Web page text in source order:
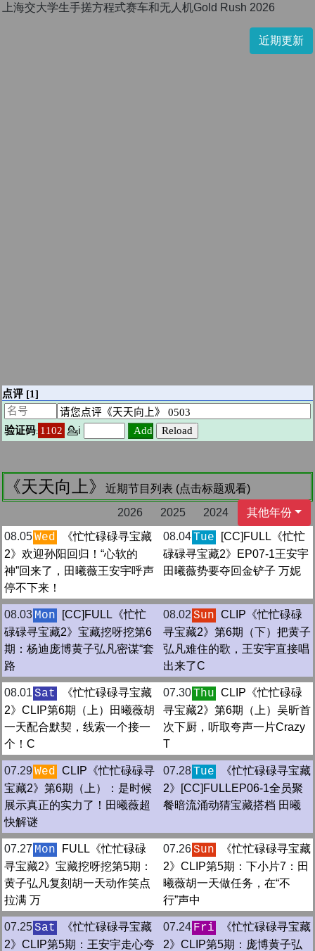
上海交大学生手搓方程式赛车和无人机Gold Rush 2026
近期更新
《天天向上》
近期节目列表 (点击标题观看)
2026
2025 2024
其他年份
08.05Wed
《忙忙碌碌寻宝藏
2》欢迎孙阳回归！“心软的
神”回来了，田曦薇王安宇呼声
停不下来！
08.04Tue
[CC]FULL《忙忙
碌碌寻宝藏2》EP07-1王安宇
田曦薇势要夺回金铲子 万妮
08.03 Mon
[CC]FULL《忙忙
碌碌寻宝藏2》宝藏挖呀挖第6
期：杨迪庞博黄子弘凡密谋“套
路
08.02 Sun CLIP《忙忙碌碌
寻宝藏2》第6期（下）把黄子
弘凡难住的歌，王安宇直接唱
出来了C
08.01 Sat
《忙忙碌碌寻宝藏
2》CLIP第6期（上）田曦薇胡
一天配合默契，线索一个接一
个！C
07.30Thu CLIP《忙忙碌碌
寻宝藏2》第6期（上）吴昕首
次下厨，听取夸声一片Crazy
T
07.29Wed CLIP《忙忙碌碌寻
宝藏2》第6期（上）：是时候
展示真正的实力了！田曦薇超
快解谜
07.28Tue
《忙忙碌碌寻宝藏
2》[CC]FULLEP06-1全员聚
餐暗流涌动猜宝藏搭档 田曦
07.27 Mon
FULL《忙忙碌碌
寻宝藏2》宝藏挖呀挖第5期：
黄子弘凡复刻胡一天动作笑点
拉满 万
07.26Sun
《忙忙碌碌寻宝藏
2》CLIP第5期：下小片7：田
曦薇胡一天做任务，在“不
行”声中
07.25Sat
《忙忙碌碌寻宝藏
2》CLIP第5期：王安宇走心夸
07.24 Fri
《忙忙碌碌寻宝藏
2》CLIP第5期：庞博黄子弘